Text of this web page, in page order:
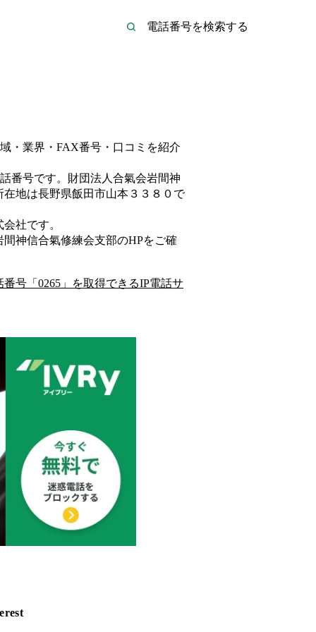
・業界・FAX番号・口コミを紹介
番号です。 財団法人合氣会岩間神
在地は長野県飯田市山本３３８０ で
会社です。
間神信合氣修練会支部のHPをご確
号「 0265 」を取得できるIP電話サ